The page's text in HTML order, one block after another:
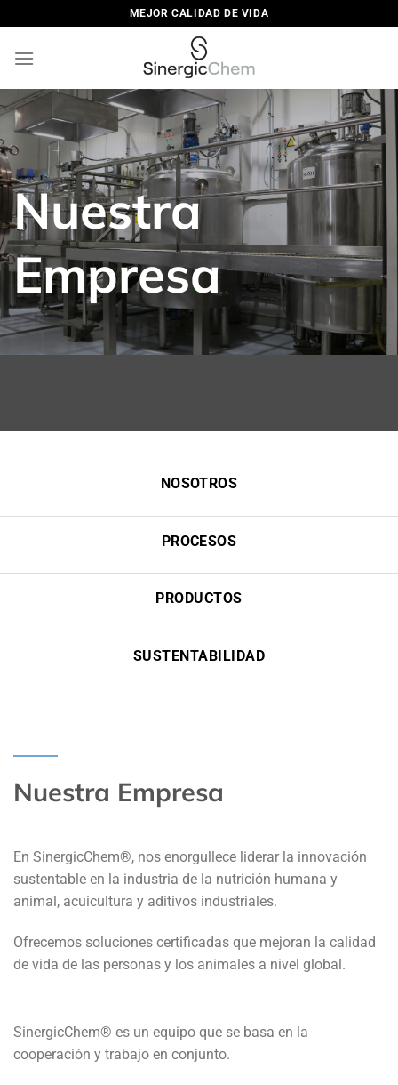
al
contenido
MEJOR CALIDAD DE VIDA
Nuestra
Empresa
NOSOTROS
PROCESOS
PRODUCTOS
SUSTENTABILIDAD
Nuestra Empresa
En SinergicChem®, nos enorgullece liderar la innovación
sustentable en la industria de la nutrición humana y
animal, acuicultura y aditivos industriales.
Ofrecemos soluciones certificadas que mejoran la calidad
de vida de las personas y los animales a nivel global.
SinergicChem® es un equipo que se basa en la
cooperación y trabajo en conjunto.